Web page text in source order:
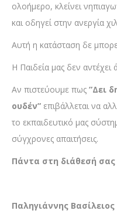
ολοήμερο, κλείνει
και οδηγεί στην ανεργία
Αυτή η κατάσταση δε
Η Παιδεία μας δεν
Αν πιστεύουμε πως ”Δει
ουδέν” επιβάλλεται να
το εκπαιδευτικό μας
σύγχρονες απαιτήσεις.
Πάντα στη διάθεσή σας
Παληγιάννης Βασίλειος